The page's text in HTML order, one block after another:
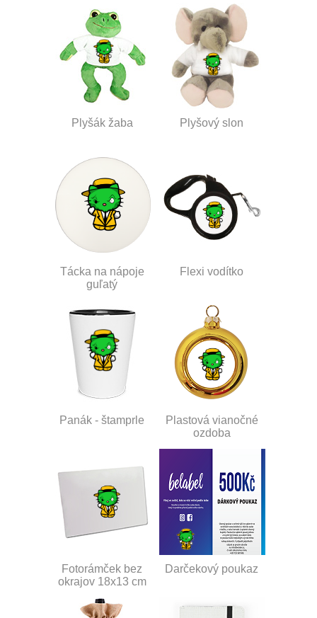
Plyšák žaba Plyšový slon
Tácka na nápoje
guľatý
Flexi vodítko
Panák - štamprle
Plastová vianočné
ozdoba
Fotorámček bez
okrajov 18x13 cm
Darčekový poukaz